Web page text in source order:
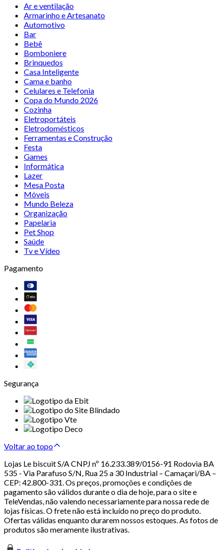
Ar e ventilação
Armarinho e Artesanato
Automotivo
Bar
Bebê
Bomboniere
Brinquedos
Casa Inteligente
Cama e banho
Celulares e Telefonia
Copa do Mundo 2026
Cozinha
Eletroportáteis
Eletrodomésticos
Ferramentas e Construção
Festa
Games
Informática
Lazer
Mesa Posta
Móveis
Mundo Beleza
Organização
Papelaria
Pet Shop
Saúde
Tv e Vídeo
Pagamento
Segurança
Voltar ao topo
Lojas Le biscuit S/A CNPJ nº 16.233.389/0156-91 Rodovia BA
535 - Via Parafuso S/N, Rua 25 a 30 Industrial – Camaçari/BA –
CEP: 42.800-331. Os preços, promoções e condições de
pagamento são válidos durante o dia de hoje, para o site e
TeleVendas, não valendo necessariamente para nossa rede de
lojas físicas. O frete não está incluído no preço do produto.
Ofertas válidas enquanto durarem nossos estoques. As fotos de
produtos são meramente ilustrativas.